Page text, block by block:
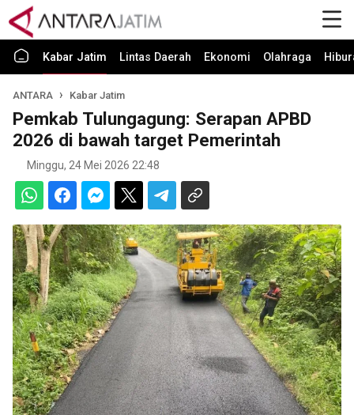
Kabar Jatim Lintas Daerah Ekonomi Olahraga
ANTARA Kabar Jatim
Pemkab Tulungagung: Serapan APBD
2026 di bawah target Pemerintah
Minggu, 24 Mei 2026 22:48